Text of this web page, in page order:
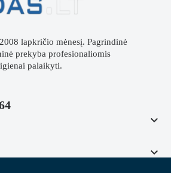
lapkričio mėnesį. Pagrindinė
prekyba profesionaliomis
palaikyti.
keyboard_arrow_down
keyboard_arrow_down